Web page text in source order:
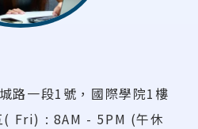
路一段1號，國際學院1樓
Fri) : 8AM - 5PM (午休